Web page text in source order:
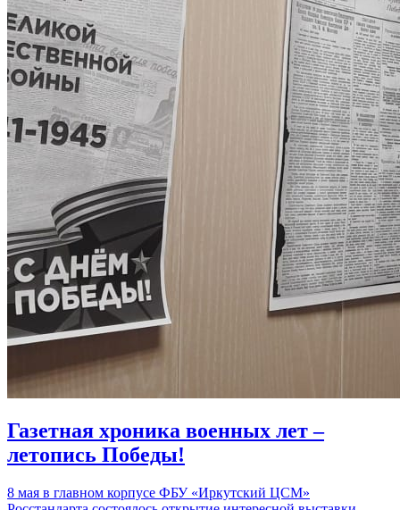
Газетная хроника военных лет –
летопись Победы!
8 мая в главном корпусе ФБУ «Иркутский ЦСМ»